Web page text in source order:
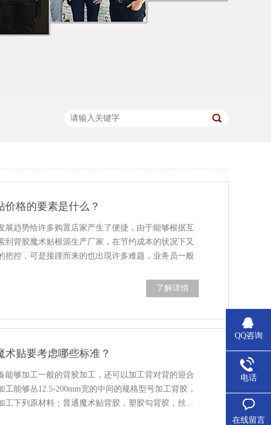
价格的要素是什么？
展趋势给许多购置店家产生了便捷，由于能够根据互
到背胶魔术贴根源生产厂家，在节约成本的状况下又
把控，可是接踵而来的也出現许多难题，业务员一般
了解详情
术贴要考虑哪些标准？
能够加工一般的背胶加工，还可以加工背对背的迎合
工能够丛12.5-200mm宽的中间的规格型号加工背胶，
工下列原材料；普通魔术贴背胶，塑胶勾背胶，丝…
QQ咨询
电话
在线留言